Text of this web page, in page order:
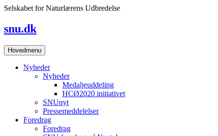
Skip
Selskabet for Naturlærens Udbredelse
snu.dk
Hovedmenu
Nyheder
Nyheder
Medaljeuddeling
HCØ2020 initiativet
SNUnyt
Pressemeddelelser
Foredrag
Foredrag